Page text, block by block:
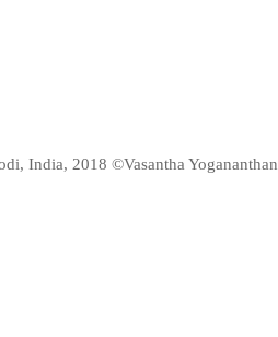
India, 2018 ©Vasantha Yogananthan